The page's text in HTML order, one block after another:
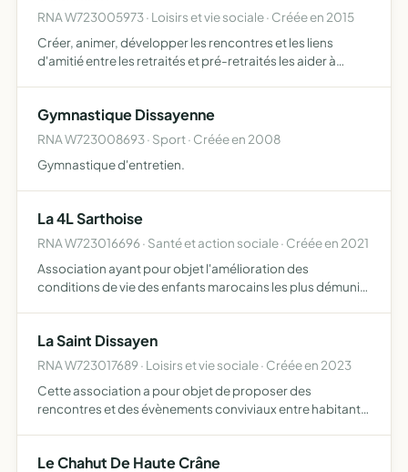
RNA W723005973 · Loisirs et vie sociale · Créée en 2015
Créer, animer, développer les rencontres et les liens
d'amitié entre les retraités et pré-retraités les aider à
Gymnastique Dissayenne
RNA W723008693 · Sport · Créée en 2008
Gymnastique d'entretien.
La 4L Sarthoise
RNA W723016696 · Santé et action sociale · Créée en 2021
Association ayant pour objet l'amélioration des
conditions de vie des enfants marocains les plus démunis
connaissanc…
La Saint Dissayen
RNA W723017689 · Loisirs et vie sociale · Créée en 2023
Cette association a pour objet de proposer des
rencontres et des évènements conviviaux entre habitants
Le Chahut De Haute Crâne